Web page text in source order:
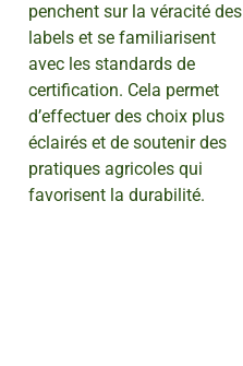
penchent sur la véracité des
labels et se familiarisent
avec les standards de
certification. Cela permet
d’effectuer des choix plus
éclairés et de soutenir des
pratiques agricoles qui
favorisent la durabilité.